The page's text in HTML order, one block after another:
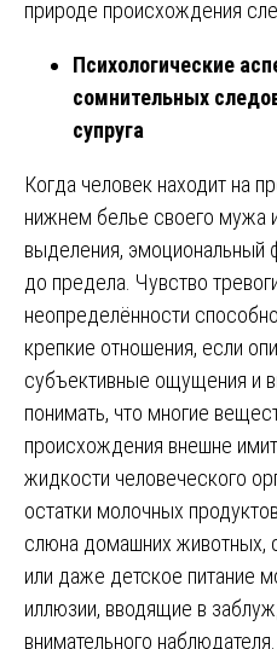
природе происхождения
Психологические
сомнительных
супруга
Когда человек находит на
нижнем белье своего мужа
выделения, эмоциональный
до предела. Чувство
неопределённости
крепкие отношения, если
субъективные ощущения и
понимать, что многие
происхождения внешне
жидкости человеческого
остатки молочных
слюна домашних
или даже детское питание
иллюзии, вводящие в
внимательного